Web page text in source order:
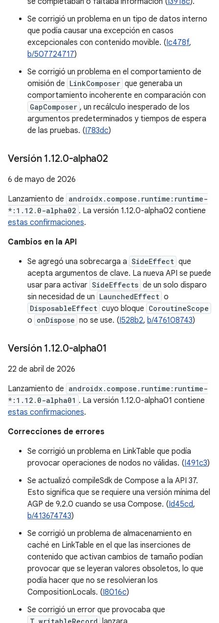
Se corrigió un problema en un tipo de datos interno
que podía causar una excepción en casos
excepcionales con contenido movible. (Ic478f,
b/507724717)
Se corrigió un problema en el comportamiento de
omisión de LinkComposer que generaba un
comportamiento incoherente en comparación con
GapComposer , un recálculo inesperado de los
argumentos predeterminados y tiempos de espera
de las pruebas. (I783dc)
Versión 1.12.0-alpha02
6 de mayo de 2026
Lanzamiento de androidx.compose.runtime:runtime-
*:1.12.0-alpha02 . La versión 1.12.0-alpha02 contiene
estas confirmaciones.
Cambios en la API
Se agregó una sobrecarga a SideEffect que
acepta argumentos de clave. La nueva API se puede
usar para activar SideEffects de un solo disparo
sin necesidad de un LaunchedEffect o
DisposableEffect cuyo bloque CoroutineScope
o onDispose no se use. (I528b2, b/476108743)
Versión 1.12.0-alpha01
22 de abril de 2026
Lanzamiento de androidx.compose.runtime:runtime-
*:1.12.0-alpha01 . La versión 1.12.0-alpha01 contiene
estas confirmaciones.
Correcciones de errores
Se corrigió un problema en LinkTable que podía
provocar operaciones de nodos no válidas. (I491c3)
Se actualizó compileSdk de Compose a la API 37.
Esto significa que se requiere una versión mínima del
AGP de 9.2.0 cuando se usa Compose. (Id45cd,
b/413674743)
Se corrigió un problema de almacenamiento en
caché en LinkTable en el que las inserciones de
contenido que activan cambios de tamaño podían
provocar que se leyeran valores obsoletos, lo que
podía hacer que no se resolvieran los
CompositionLocals. (I8016c)
Se corrigió un error que provocaba que